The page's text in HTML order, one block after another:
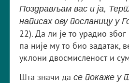
Поздрављам вас и ја,
написах ову посланицу у
22). Да ли је то урадио
па није му то био задатак,
уклони двосмисленост и
Шта значи да се покаже у